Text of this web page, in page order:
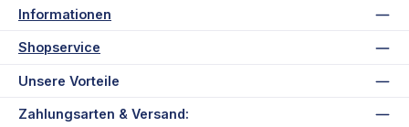
Informationen
Shopservice
Unsere Vorteile
Zahlungsarten & Versand: